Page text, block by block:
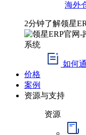
海外
2分钟了解领星
如何
价格
案例
资源与支持
资源